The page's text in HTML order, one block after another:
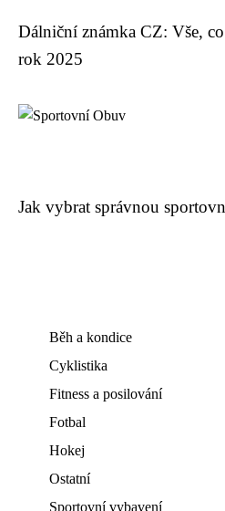
Dálniční známka CZ: Vše,
rok 2025
Jak vybrat správnou
Běh a kondice
Cyklistika
Fitness a posilování
Fotbal
Hokej
Ostatní
Sportovní vybavení